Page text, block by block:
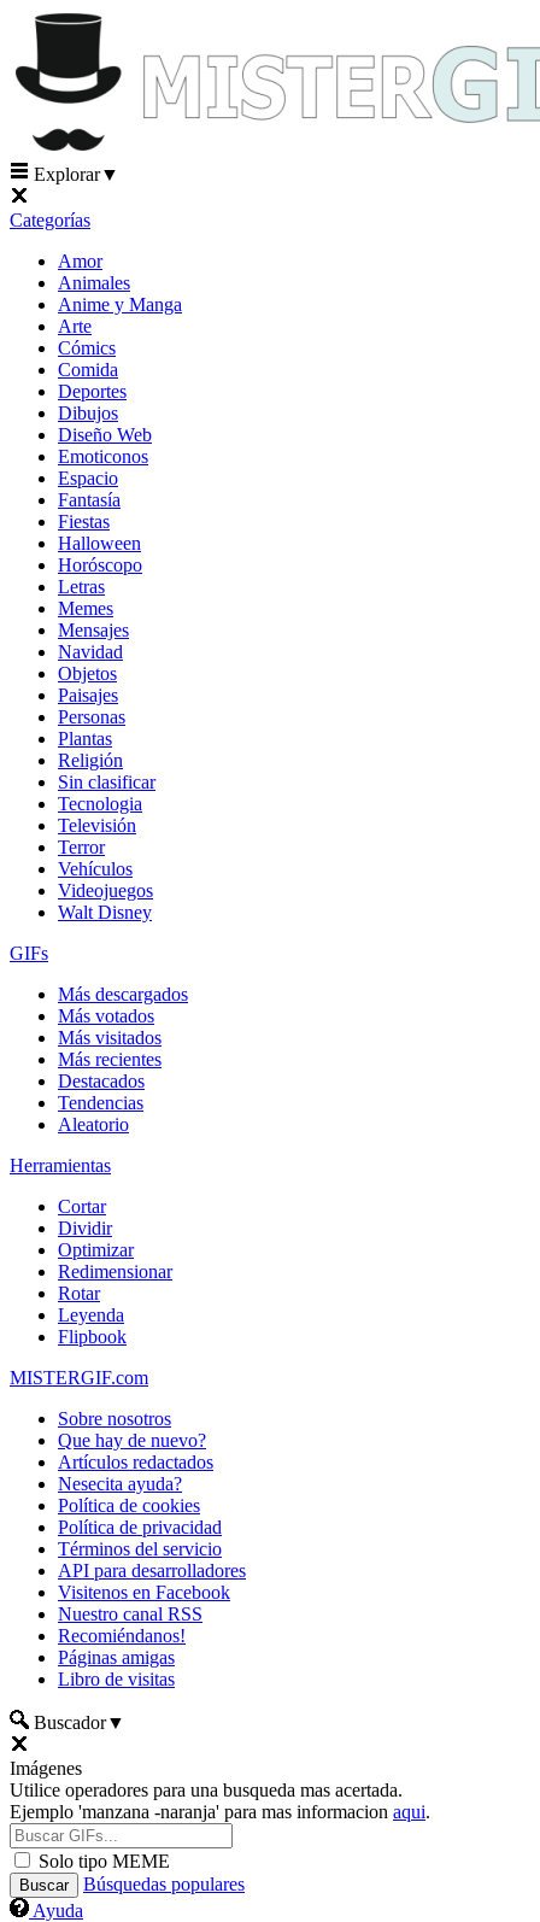
Explorar▼
Categorías
Amor
Animales
Anime y Manga
Arte
Cómics
Comida
Deportes
Dibujos
Diseño Web
Emoticonos
Espacio
Fantasía
Fiestas
Halloween
Horóscopo
Letras
Memes
Mensajes
Navidad
Objetos
Paisajes
Personas
Plantas
Religión
Sin clasificar
Tecnologia
Televisión
Terror
Vehículos
Videojuegos
Walt Disney
GIFs
Más descargados
Más votados
Más visitados
Más recientes
Destacados
Tendencias
Aleatorio
Herramientas
Cortar
Dividir
Optimizar
Redimensionar
Rotar
Leyenda
Flipbook
MISTERGIF.com
Sobre nosotros
Que hay de nuevo?
Artículos redactados
Nesecita ayuda?
Política de cookies
Política de privacidad
Términos del servicio
API para desarrolladores
Visitenos en Facebook
Nuestro canal RSS
Recomiéndanos!
Páginas amigas
Libro de visitas
Buscador▼
Imágenes
Utilice operadores para una busqueda mas acertada.
Ejemplo 'manzana -naranja' para mas informacion aqui.
Solo tipo MEME
Búsquedas populares
Ayuda